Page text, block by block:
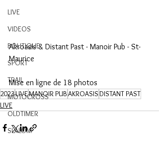
LIVE
VIDEOS
BOUTIQUE
SPORT
TRAIL
MOTOCROSS
OLDTIMER
SLALOM
Akroasis & Distant Past - Manoir Pub - St-
Maurice
Mise en ligne de 18 photos
2023LIVEMANOIR PUBAKROASISDISTANT PAST
LIVE